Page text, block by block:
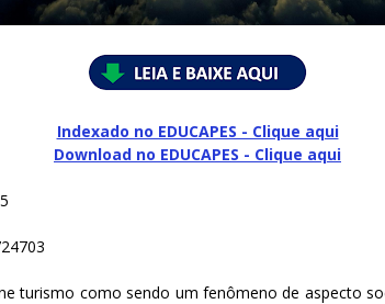
Indexado no EDUCAPES - Clique aqui
Download no EDUCAPES - Clique aqui
turismo como sendo um fenômeno de aspecto